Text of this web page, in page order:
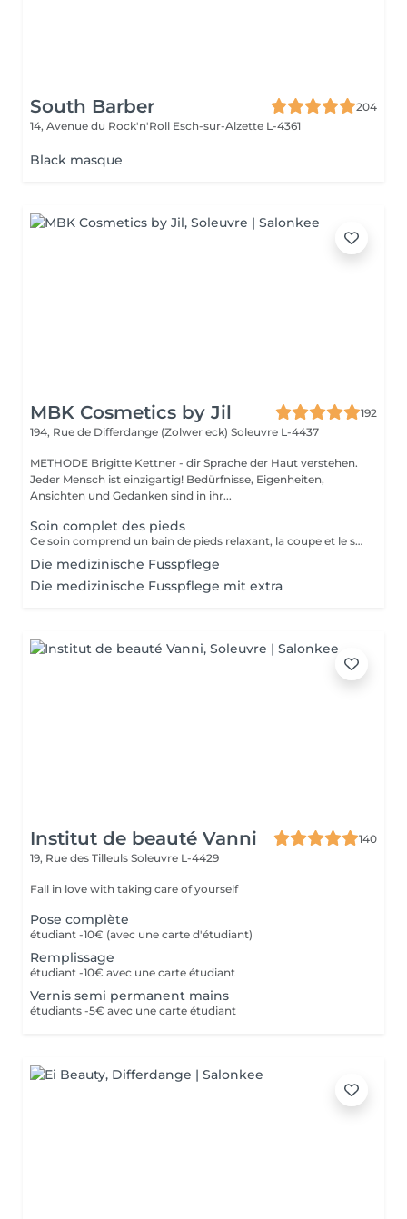
South Barber
204
14, Avenue du Rock'n'Roll Esch-sur-Alzette L-4361
Black masque
MBK Cosmetics by Jil
192
194, Rue de Differdange (Zolwer eck) Soleuvre L-4437
METHODE Brigitte Kettner - dir Sprache der Haut verstehen.
Jeder Mensch ist einzigartig! Bedürfnisse, Eigenheiten,
Ansichten und Gedanken sind in ihr...
Soin complet des pieds
Ce soin comprend un bain de pieds relaxant, la coupe et le soin des ongles, le traitement des ongles épaissis, l'élimination des callosités et des cors,le soin des talons secs et abîmés, une hydratation nourrissante ainsi qu'un massage de confort en fin de soin.
Die medizinische Fusspflege
Die medizinische Fusspflege mit extra
Institut de beauté Vanni
140
19, Rue des Tilleuls Soleuvre L-4429
Fall in love with taking care of yourself
Pose complète
étudiant -10€ (avec une carte d'étudiant)
Remplissage
étudiant -10€ avec une carte étudiant
Vernis semi permanent mains
étudiants -5€ avec une carte étudiant